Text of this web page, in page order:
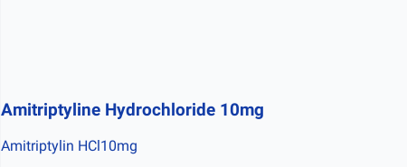
Amitriptyline Hydrochloride 10mg
Amitriptylin HCl10mg